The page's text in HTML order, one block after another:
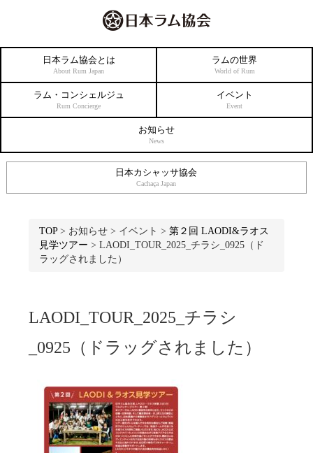
日本ラム協会とは
About Rum Japan
ラムの世界
World of Rum
ラム・コンシェルジュ
Rum Concierge
イベント
Event
お知らせ
News
日本カシャッサ協会
Cachaça Japan
TOP> お知らせ > イベント >第２回 LAODI&ラオス
見学ツアー >LAODI_TOUR_2025_チラシ_0925（ド
ラッグされました）
LAODI_TOUR_2025_チラシ
_0925（ドラッグされました）